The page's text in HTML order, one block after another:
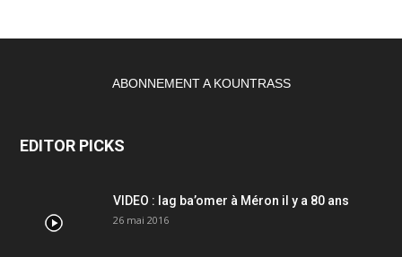
ABONNEMENT A KOUNTRASS
EDITOR PICKS
VIDEO : lag ba’omer à Méron il y a 80 ans
26 mai 2016